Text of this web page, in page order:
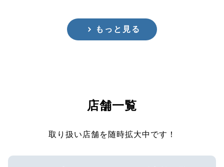
もっと見る
店舗一覧
取り扱い店舗を随時拡大中です！